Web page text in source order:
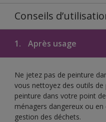
Conseils
1. Après usage
Ne jetez pas de peinture
vous nettoyez des outils de
peinture dans votre point
ménagers dangereux ou
gestion des déchets.